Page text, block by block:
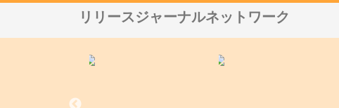
リリースジャーナルネットワーク